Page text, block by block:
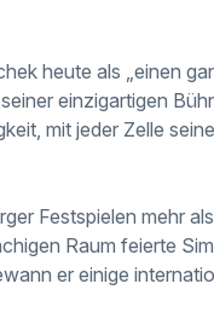
heute als „einen
einzigartigen
mit jeder Zelle
Festspielen mehr
Raum feierte
er einige